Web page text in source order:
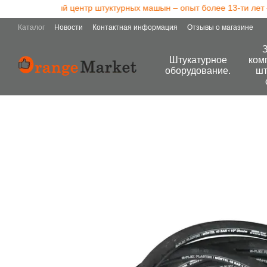
Перейти к основному контенту
сервисный центр штуктурных машын – опыт более 13-ти лет –
Каталог Новости Контактная информация Отзывы о магазине
Штукатурное
оборудование.